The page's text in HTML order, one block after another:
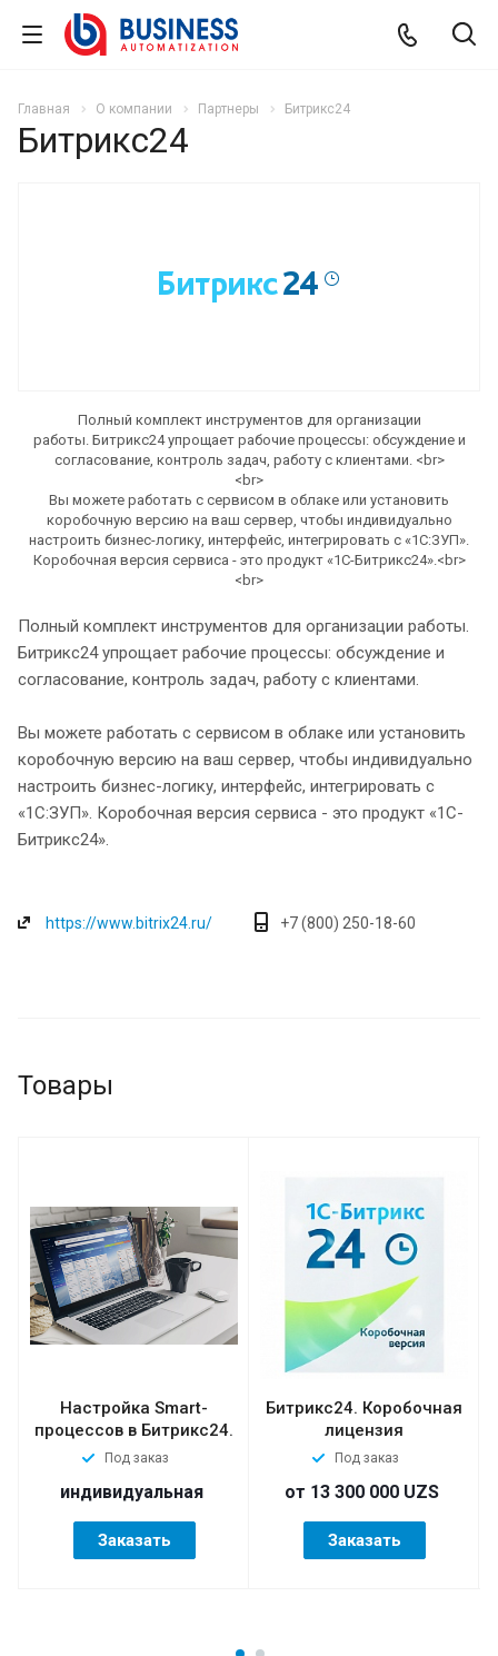
Главная О компании Партнеры Битрикс24
Битрикс24
Полный комплект инструментов для организации
работы. Битрикс24 упрощает рабочие процессы: обсуждение и
согласование, контроль задач, работу с клиентами. <br>
<br>
Вы можете работать с сервисом в облаке или установить
коробочную версию на ваш сервер, чтобы индивидуально
настроить бизнес-логику, интерфейс, интегрировать с «1С:ЗУП».
Коробочная версия сервиса - это продукт «1С-Битрикс24».<br>
<br>
Полный комплект инструментов для организации работы.
Битрикс24 упрощает рабочие процессы: обсуждение и
согласование, контроль задач, работу с клиентами.
Вы можете работать с сервисом в облаке или установить
коробочную версию на ваш сервер, чтобы индивидуально
настроить бизнес-логику, интерфейс, интегрировать с
«1С:ЗУП». Коробочная версия сервиса - это продукт «1С-
Битрикс24».
https://www.bitrix24.ru/ +7 (800) 250-18-60
Товары
Настройка Smart-
процессов в Битрикс24.
Под заказ
индивидуальная
Заказать
Битрикс24. Коробочная
лицензия
Под заказ
от 13 300 000 UZS
Заказать